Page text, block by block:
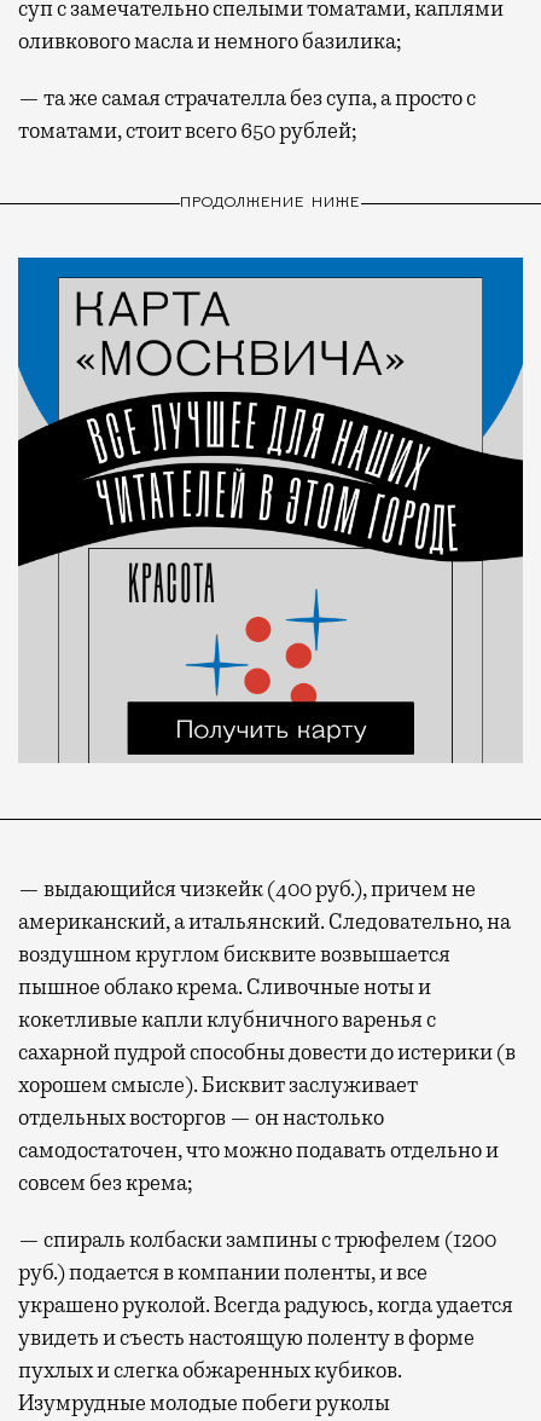
суп с замечательно спелыми томатами, каплями
оливкового масла и немного базилика;
— та же самая страчателла без супа, а просто с
томатами, стоит всего 650 рублей;
ПРОДОЛЖЕНИЕ НИЖЕ
— выдающийся чизкейк (400 руб.), причем не
американский, а итальянский. Следовательно, на
воздушном круглом бисквите возвышается
пышное облако крема. Сливочные ноты и
кокетливые капли клубничного варенья с
сахарной пудрой способны довести до истерики (в
хорошем смысле). Бисквит заслуживает
отдельных восторгов — он настолько
самодостаточен, что можно подавать отдельно и
совсем без крема;
— спираль колбаски зампины с трюфелем (1200
руб.) подается в компании поленты, и все
украшено руколой. Всегда радуюсь, когда удается
увидеть и съесть настоящую поленту в форме
пухлых и слегка обжаренных кубиков.
Изумрудные молодые побеги руколы